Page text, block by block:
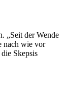
„Seit der Wende
nach wie vor
Skepsis